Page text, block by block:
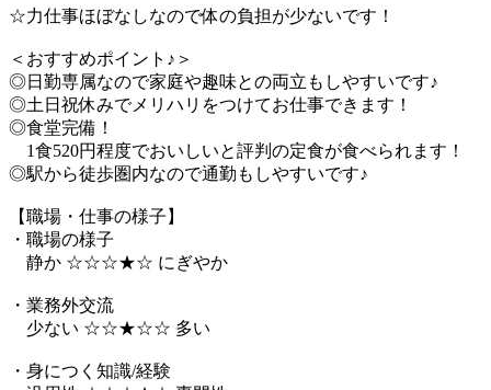
☆力仕事ほぼなしなので体の負担が少ないです！
＜おすすめポイント♪＞
◎日勤専属なので家庭や趣味との両立もしやすいです♪
◎土日祝休みでメリハリをつけてお仕事できます！
◎食堂完備！
1食520円程度でおいしいと評判の定食が食べられます！
◎駅から徒歩圏内なので通勤もしやすいです♪
【職場・仕事の様子】
・職場の様子
静か ☆☆☆★☆ にぎやか
・業務外交流
少ない ☆☆★☆☆ 多い
・身につく知識/経験